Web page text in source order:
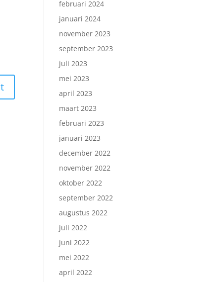
februari 2024
januari 2024
november 2023
september 2023
juli 2023
mei 2023
april 2023
maart 2023
februari 2023
januari 2023
december 2022
november 2022
oktober 2022
september 2022
augustus 2022
juli 2022
juni 2022
mei 2022
april 2022